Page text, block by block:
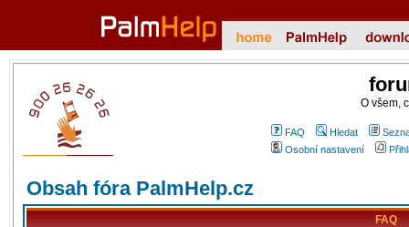
O všem,
FAQ Hledat
Osobní nastavení
Obsah fóra PalmHelp.cz
FAQ